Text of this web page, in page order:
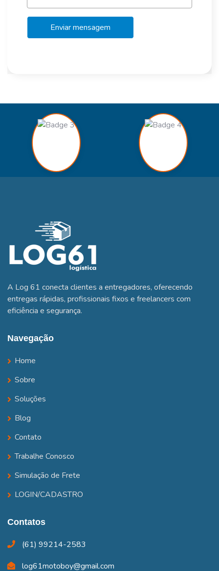
Enviar mensagem
A Log 61 conecta clientes a entregadores, oferecendo
entregas rápidas, profissionais fixos e freelancers com
eficiência e segurança.
Navegação
Home
Sobre
Soluções
Blog
Contato
Trabalhe Conosco
Simulação de Frete
LOGIN/CADASTRO
Contatos
(61) 99214-2583
log61motoboy@gmail.com